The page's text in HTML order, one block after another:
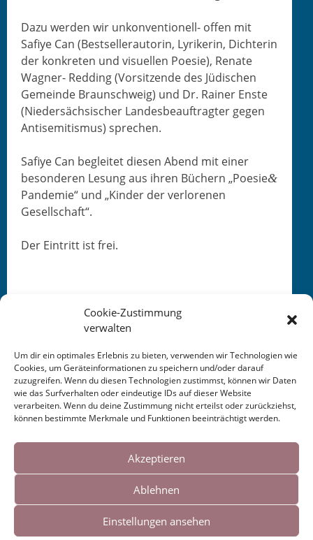
Cookies helfen uns bei der Bereitstellung
unserer Inhalte und Dienste. Durch die
weitere Nutzung der Webseite stimmen Sie
der Verwendung von Cookies zu.
Okay!
Cookie-Zustimmung
verwalten
Um dir ein optimales Erlebnis zu bieten, verwenden wir Technologien wie
Cookies, um Geräteinformationen zu speichern und/oder darauf
zuzugreifen. Wenn du diesen Technologien zustimmst, können wir Daten
wie das Surfverhalten oder eindeutige IDs auf dieser Website
verarbeiten. Wenn du deine Zustimmung nicht erteilst oder zurückziehst,
können bestimmte Merkmale und Funktionen beeinträchtigt werden.
Akzeptieren
Ablehnen
Einstellungen ansehen
Dazu wer­den wir unkon­ven­tionell- offen mit
Safiye Can (Best­seller­autorin, Lyrik­erin, Dich­terin
der konkreten und visuellen Poe­sie), Renate
Wag­n­er- Red­ding (Vor­sitzende des Jüdis­chen
Gemeinde Braun­schweig) und Dr. Rain­er Enste
(Nieder­säch­sis­ch­er Lan­des­beauf­tragter gegen
Anti­semitismus) sprechen.
Safiye Can begleit­et diesen Abend mit ein­er
beson­deren Lesung aus ihren Büch­ern „Poesie&
Pan­demie“ und „Kinder der ver­lore­nen
Gesellschaft“.
Der Ein­tritt ist frei.
This entry was posted inKALENDER. Bookmark the
permalink.
Radio 2022
Schreibwerkstatt
Frankfurt 2022→
Impressum|Links